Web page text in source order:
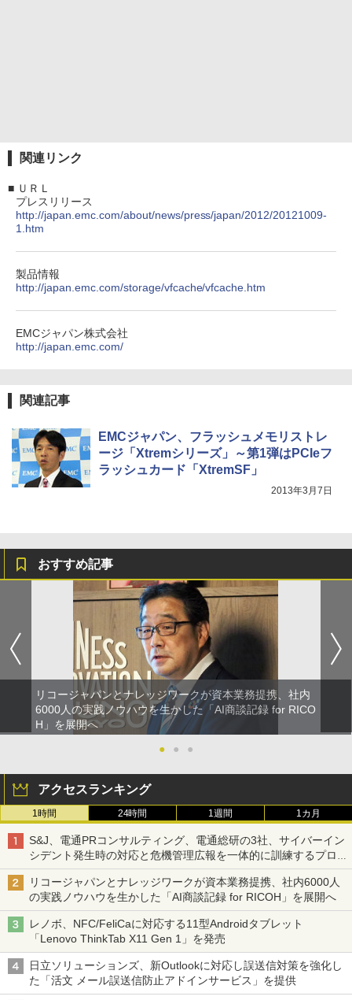
関連リンク
■ ＵＲＬ
プレスリリース
http://japan.emc.com/about/news/press/japan/2012/20121009-
1.htm
製品情報
http://japan.emc.com/storage/vfcache/vfcache.htm
EMCジャパン株式会社
http://japan.emc.com/
関連記事
EMCジャパン、フラッシュメモリストレ
ージ「Xtremシリーズ」～第1弾はPCIeフ
ラッシュカード「XtremSF」
2013年3月7日
おすすめ記事
リコージャパンとナレッジワークが資本業務提携、社内
6000人の実践ノウハウを生かした「AI商談記録 for RICO
H」を展開へ
●
● ●
アクセスランキング
1時間 24時間 1週間 1カ月
S&J、電通PRコンサルティング、電通総研の3社、サイバーイン
シデント発生時の対応と危機管理広報を一体的に訓練するプログ
ラムを提供
リコージャパンとナレッジワークが資本業務提携、社内6000人
の実践ノウハウを生かした「AI商談記録 for RICOH」を展開へ
レノボ、NFC/FeliCaに対応する11型Androidタブレット
「Lenovo ThinkTab X11 Gen 1」を発売
日立ソリューションズ、新Outlookに対応し誤送信対策を強化し
た「活文 メール誤送信防止アドインサービス」を提供